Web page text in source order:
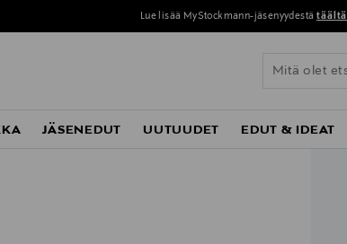
Lue lisää MyStockmann-jäsenyydestä täältä
JÄSENEDUT UUTUUDET EDUT & IDEAT